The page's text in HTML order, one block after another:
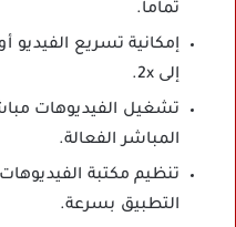
تماما.
إلى 2x.
تشغيل الفيديوهات
المباشر الفعالة.
تنظيم مكتبة
التطبيق بسرعة.